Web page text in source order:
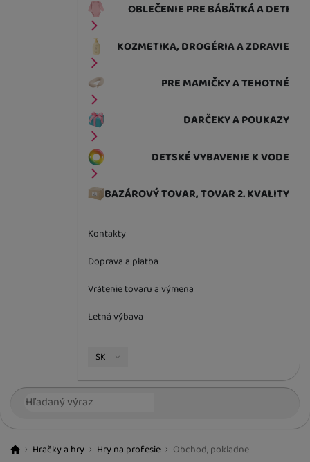
OBLEČENIE PRE BÁBÄTKÁ A DETI
KOZMETIKA, DROGÉRIA A ZDRAVIE
PRE MAMIČKY A TEHOTNÉ
DARČEKY A POUKAZY
DETSKÉ VYBAVENIE K VODE
BAZÁROVÝ TOVAR, TOVAR 2. KVALITY
Kontakty
Doprava a platba
Vrátenie tovaru a výmena
Letná výbava
Jazyková verzia
SK
Vyhľadávanie
Hračky a hry Hry na profesie Obchod, pokladne